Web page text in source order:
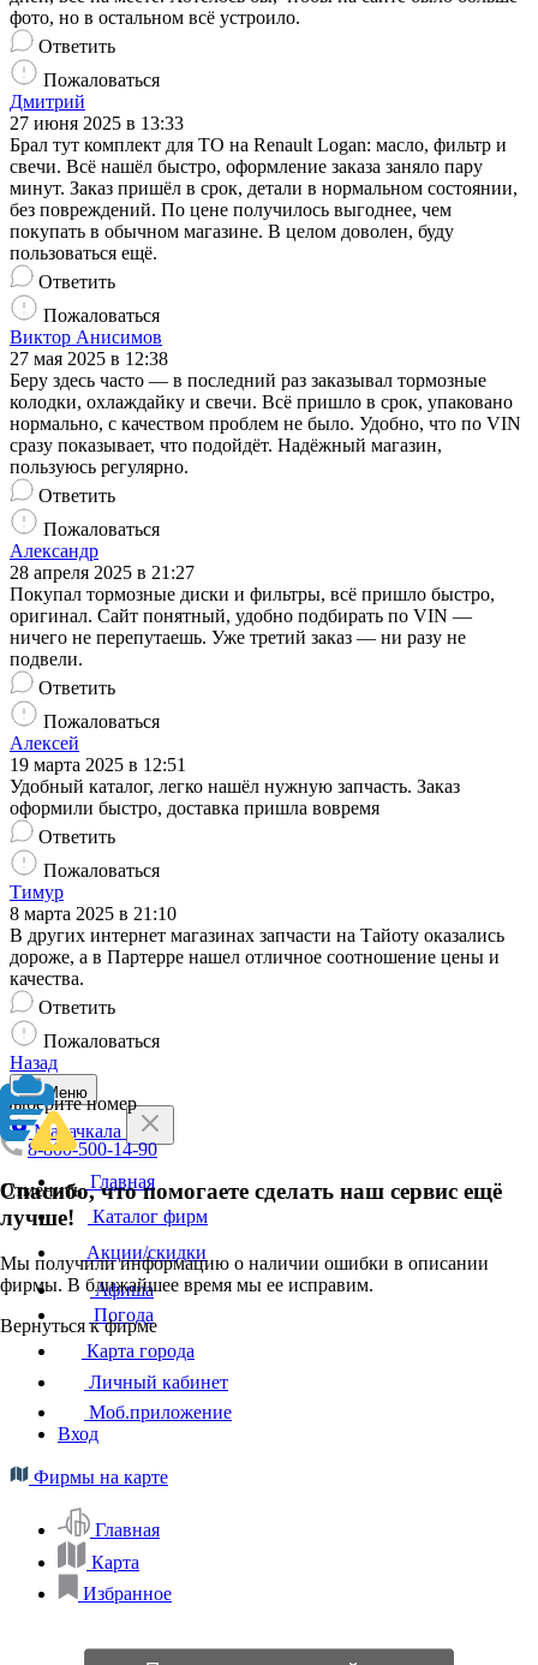
фото, но в остальном всё устроило.
Ответить
Пожаловаться
Дмитрий
27 июня 2025 в 13:33
Брал тут комплект для ТО на Renault Logan: масло, фильтр и
свечи. Всё нашёл быстро, оформление заказа заняло пару
минут. Заказ пришёл в срок, детали в нормальном состоянии,
без повреждений. По цене получилось выгоднее, чем
покупать в обычном магазине. В целом доволен, буду
пользоваться ещё.
Ответить
Пожаловаться
Виктор Анисимов
27 мая 2025 в 12:38
Беру здесь часто — в последний раз заказывал тормозные
колодки, охлаждайку и свечи. Всё пришло в срок, упаковано
нормально, с качеством проблем не было. Удобно, что по VIN
сразу показывает, что подойдёт. Надёжный магазин,
пользуюсь регулярно.
Ответить
Пожаловаться
Александр
28 апреля 2025 в 21:27
Покупал тормозные диски и фильтры, всё пришло быстро,
оригинал. Сайт понятный, удобно подбирать по VIN —
ничего не перепутаешь. Уже третий заказ — ни разу не
подвели.
Ответить
Пожаловаться
Алексей
19 марта 2025 в 12:51
Удобный каталог, легко нашёл нужную запчасть. Заказ
оформили быстро, доставка пришла вовремя
Ответить
Пожаловаться
Тимур
8 марта 2025 в 21:10
В других интернет магазинах запчасти на Тайоту оказались
дороже, а в Партерре нашел отличное соотношение цены и
качества.
Ответить
Пожаловаться
Назад
Выберите номер
8-800-500-14-90
Отменить
Спасибо, что помогаете сделать наш сервис ещё
лучше!
Мы получили информацию о наличии ошибки в описании
фирмы. В ближайшее время мы ее исправим.
Вернуться к фирме
Меню
Махачкала
Главная
Каталог фирм
Акции/скидки
Афиша
Погода
Карта города
Личный кабинет
Моб.приложение
Вход
Фирмы на карте
Главная
Карта
Избранное